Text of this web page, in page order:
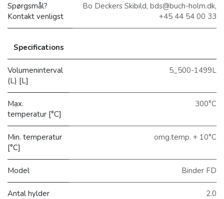
Spørgsmål?
Kontakt venligst
Bo Deckers Skibild, bds@buch-holm.dk,
+45 44 54 00 33
Specifications
Volumeninterval
(L) [L]
5_500-1499L
Max.
temperatur [°C]
300°C
Min. temperatur
[°C]
omg.temp. + 10°C
Model Binder FD
Antal hylder 2.0